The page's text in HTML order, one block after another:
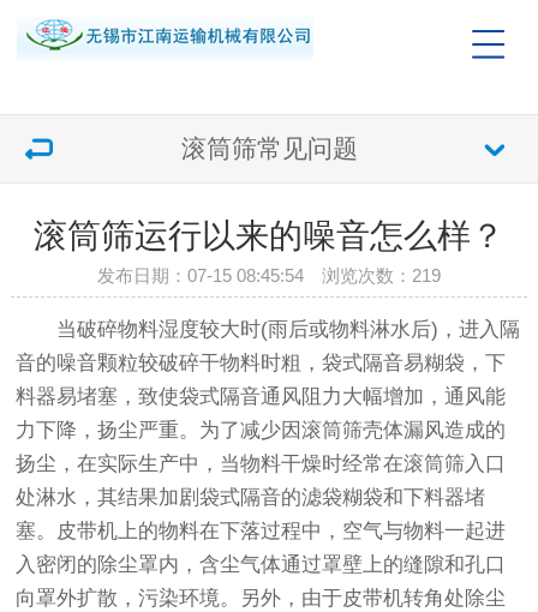
滚筒筛常见问题
滚筒筛运行以来的噪音怎么样？
发布日期：07-15 08:45:54 浏览次数： 219
当破碎物料湿度较大时(雨后或物料淋水后)，进入隔
音的噪音颗粒较破碎干物料时粗，袋式隔音易糊袋，下
料器易堵塞，致使袋式隔音通风阻力大幅增加，通风能
力下降，扬尘严重。为了减少因滚筒筛壳体漏风造成的
扬尘，在实际生产中，当物料干燥时经常在滚筒筛入口
处淋水，其结果加剧袋式隔音的滤袋糊袋和下料器堵
塞。皮带机上的物料在下落过程中，空气与物料一起进
入密闭的除尘罩内，含尘气体通过罩壁上的缝隙和孔口
向罩外扩散，污染环境。另外，由于皮带机转角处除尘